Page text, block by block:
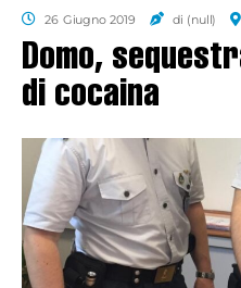
26 Giugno 2019 di (null)
Domo,
di cocaina